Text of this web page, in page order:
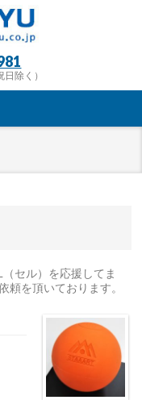
除く）
セル）を応援してま
頼を頂いております。